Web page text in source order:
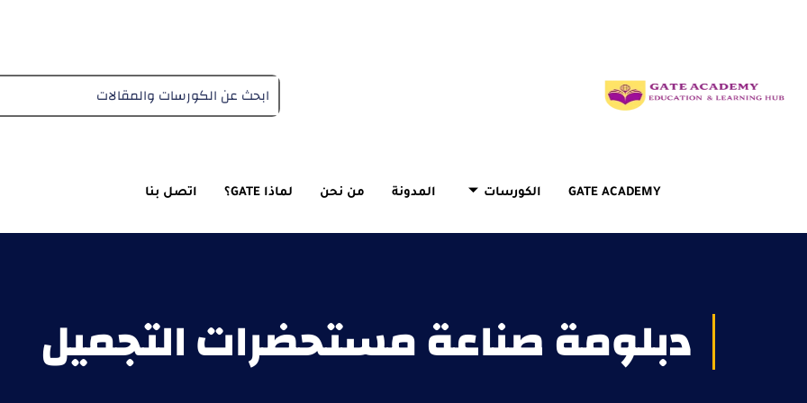
GATE ACADEMY الكورسات المدونة من نحن لماذا GATE؟ اتصل بنا
دبلومة صناعة مستحضرات التجميل